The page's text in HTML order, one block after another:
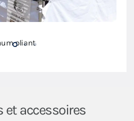
pliant
et accessoires